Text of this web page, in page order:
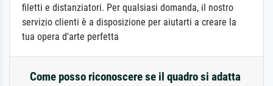
filetti e distanziatori. Per qualsiasi domanda, il nostro
servizio clienti è a disposizione per aiutarti a creare la
tua opera d'arte perfetta
Come posso riconoscere se il quadro si adatta